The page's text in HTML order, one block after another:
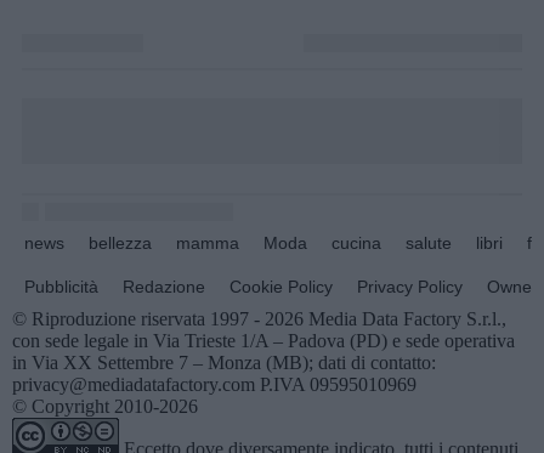
news bellezza mamma Moda cucina salute libri
Pubblicità Redazione Cookie Policy Privacy Policy
© Riproduzione riservata 1997 - 2026 Media Data Factory S.r.l.,
con sede legale in Via Trieste 1/A – Padova (PD) e sede operativa
in Via XX Settembre 7 – Monza (MB); dati di contatto:
privacy@mediadatafactory.com P.IVA 09595010969
© Copyright 2010-2026
Eccetto dove diversamente indicato, tutti i contenuti